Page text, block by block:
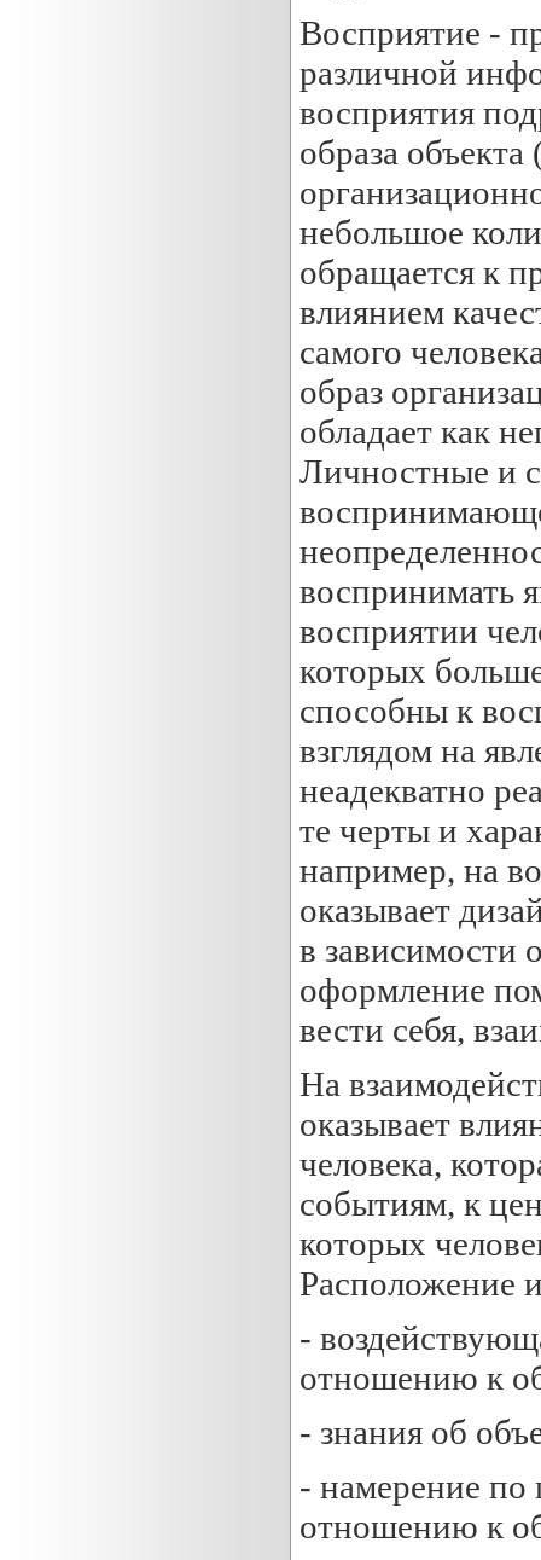
Восприятие -
различной
восприятия
образа
небольшое
обращается к
влиянием
самого
образ
обладает как
Личностные и
воспринимать
восприятии
которых
способны к
взглядом на
неадекватно
те черты и
например, на
оказывает
в зависимости
оформление
вести себя,
На
оказывает
человека,
событиям, к
которых
Расположение
-
отношению к
- знания об
- намерение по
отношению к